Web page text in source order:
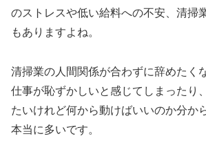
のストレスや低い給料への不安、清掃
もありますよね。
清掃業の人間関係が合わずに辞めたく
仕事が恥ずかしいと感じてしまったり
たいけれど何から動けばいいのか分か
本当に多いです。